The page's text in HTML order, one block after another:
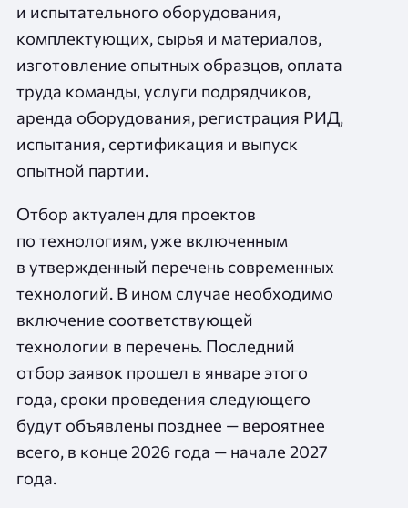
и испытательного оборудования,
комплектующих, сырья и материалов,
изготовление опытных образцов, оплата
труда команды, услуги подрядчиков,
аренда оборудования, регистрация РИД,
испытания, сертификация и выпуск
опытной партии.
Отбор актуален для проектов
по технологиям, уже включенным
в утвержденный перечень современных
технологий. В ином случае необходимо
включение соответствующей
технологии в перечень. Последний
отбор заявок прошел в январе этого
года, сроки проведения следующего
будут объявлены позднее — вероятнее
всего, в конце 2026 года — начале 2027
года.